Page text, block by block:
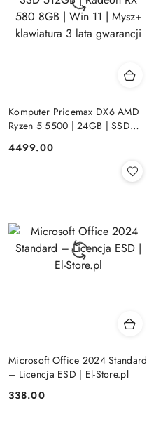
Komputer Pricemax DX6 AMD
Ryzen 5 5500 | 24GB | SSD
Win 11 | Mysz+ klawiatura 3 lata
Cena:
4499.00
Microsoft Office 2024 Standard
– Licencja ESD | El-Store.pl
Cena:
338.00